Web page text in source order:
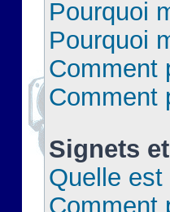
Pourquoi
Pourquoi
Comment
Comment
Signets
Quelle est
Comment